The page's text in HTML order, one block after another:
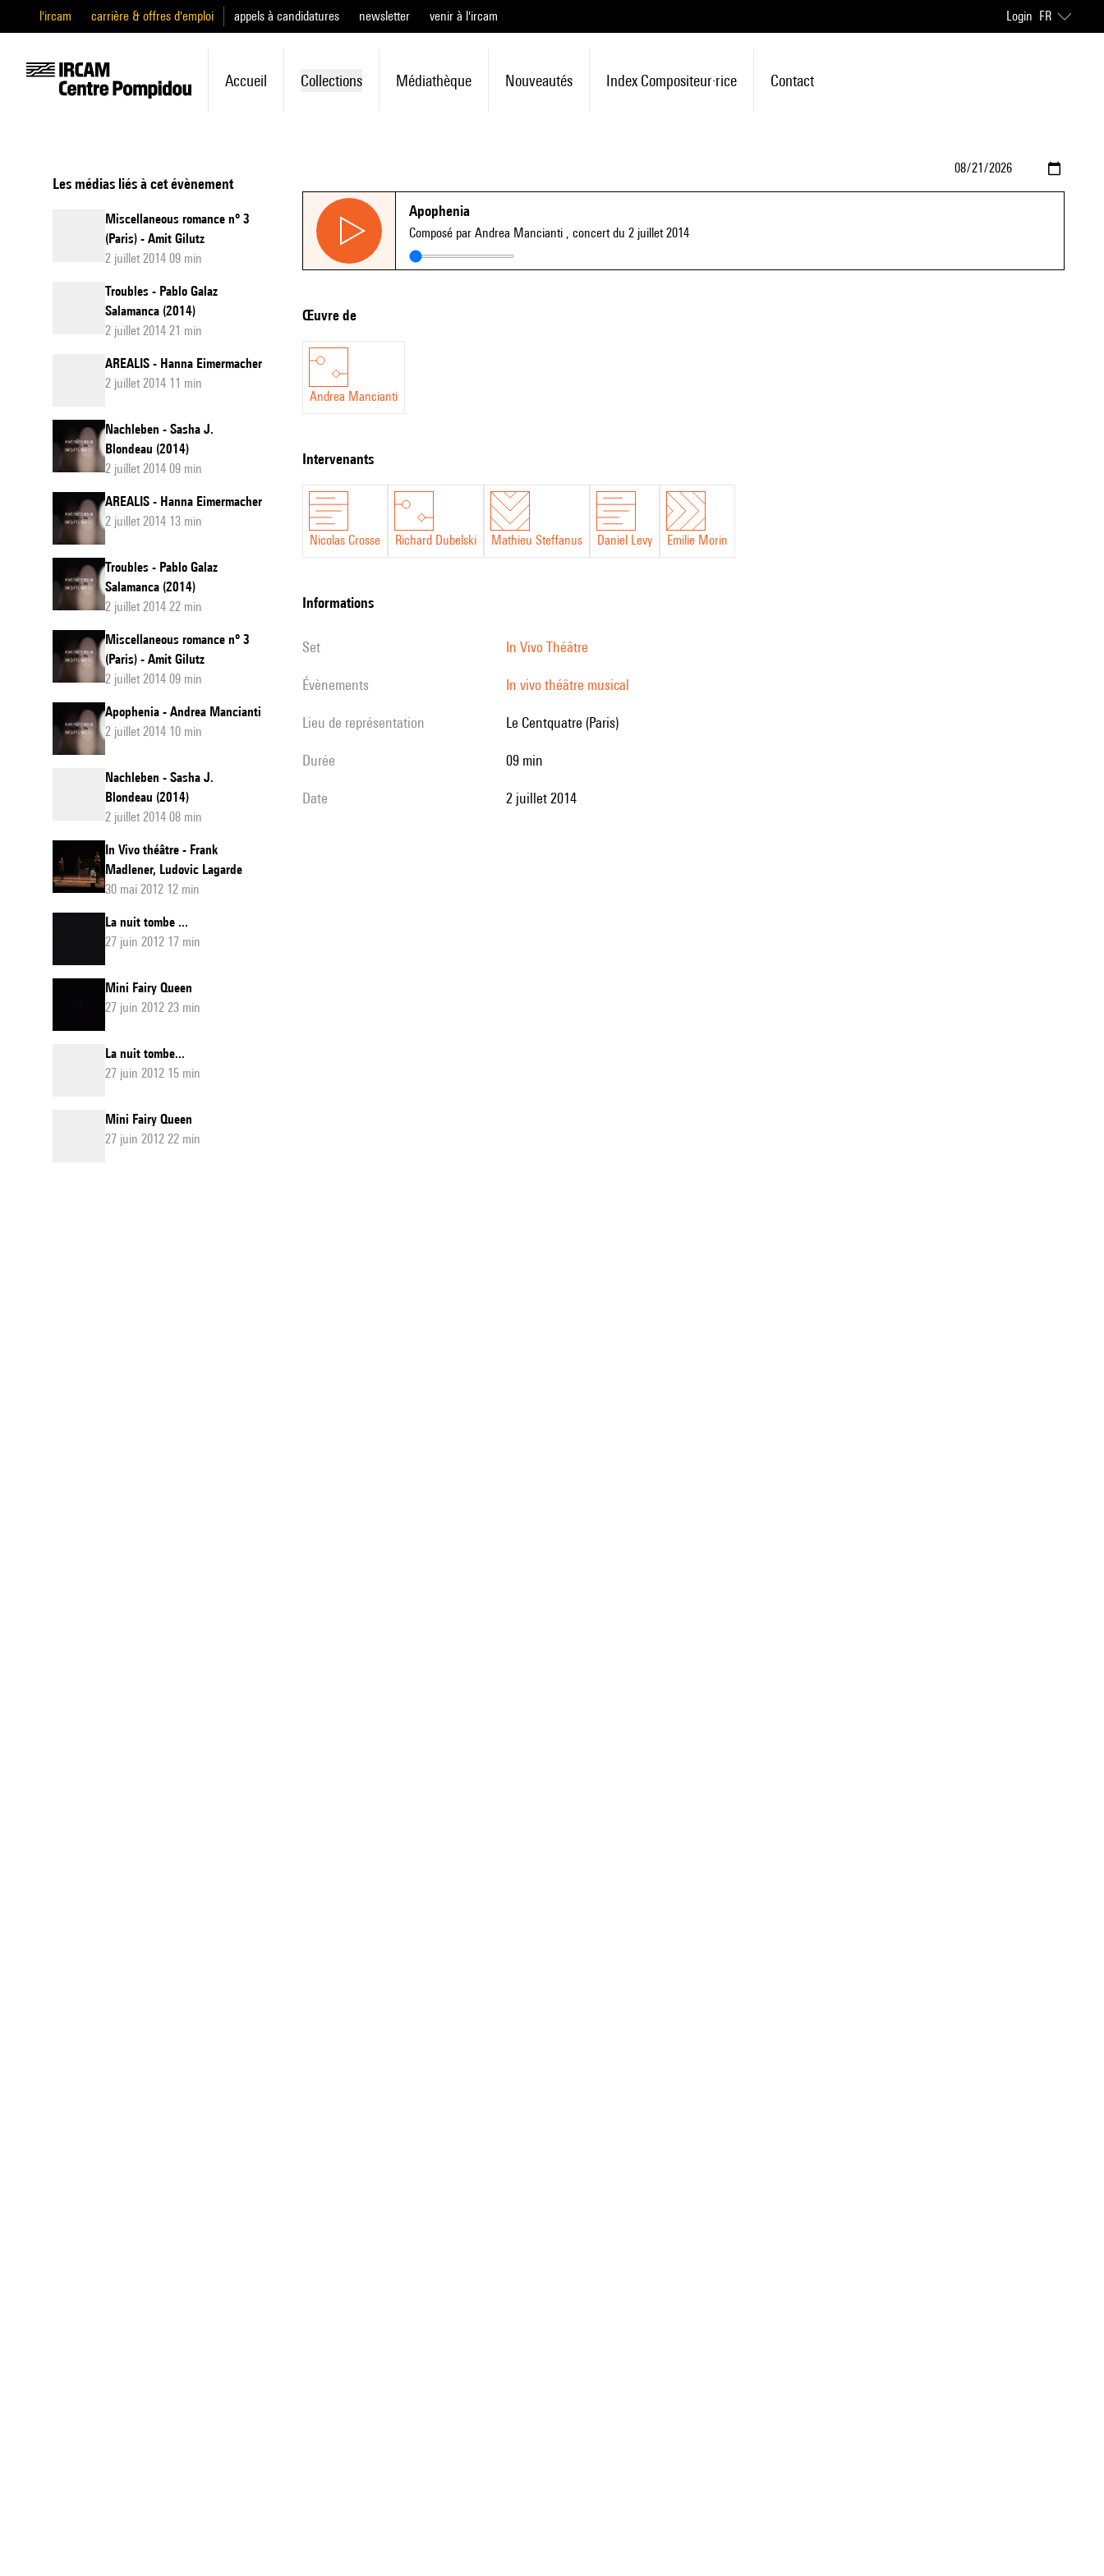
l'ircam carrière & offres d'emploi appels à candidatures newsletter venir à l'ircam Login FR
Accueil Collections Médiathèque Nouveautés Index Compositeur·rice Contact
Les médias liés à cet évènement
Miscellaneous romance n° 3
(Paris) - Amit Gilutz
2 juillet 2014 09 min
Troubles - Pablo Galaz
Salamanca (2014)
2 juillet 2014 21 min
AREALIS - Hanna Eimermacher
2 juillet 2014 11 min
Nachleben - Sasha J.
Blondeau (2014)
2 juillet 2014 09 min
AREALIS - Hanna Eimermacher
2 juillet 2014 13 min
Troubles - Pablo Galaz
Salamanca (2014)
2 juillet 2014 22 min
Miscellaneous romance n° 3
(Paris) - Amit Gilutz
2 juillet 2014 09 min
Apophenia - Andrea Mancianti
2 juillet 2014 10 min
Nachleben - Sasha J.
Blondeau (2014)
2 juillet 2014 08 min
In Vivo théâtre - Frank
Madlener, Ludovic Lagarde
30 mai 2012 12 min
La nuit tombe ...
27 juin 2012 17 min
Mini Fairy Queen
27 juin 2012 23 min
La nuit tombe...
27 juin 2012 15 min
Mini Fairy Queen
27 juin 2012 22 min
Apophenia
Composé par Andrea Mancianti , concert du 2 juillet 2014
Œuvre de
Andrea Mancianti
intervenants
Nicolas Crosse Richard Dubelski Mathieu Steffanus Daniel Levy Emilie Morin
informations
set In Vivo Théâtre
évènements In vivo théâtre musical
Lieu de représentation Le Centquatre (Paris)
durée 09 min
date 2 juillet 2014